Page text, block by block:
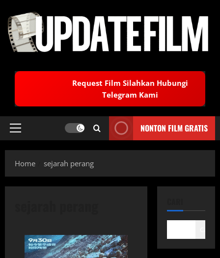
content
Request Film Silahkan Hubungi
Telegram Kami
Primary
NONTON FILM GRATIS
Home sejarah perang